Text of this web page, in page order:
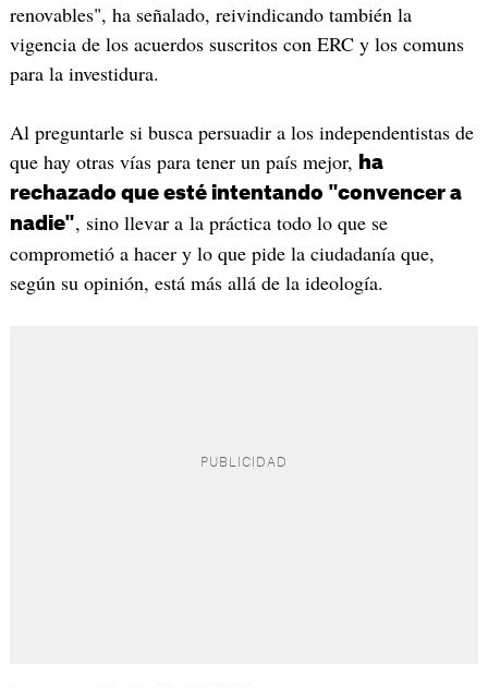
renovables", ha señalado, reivindicando también la
vigencia de los acuerdos suscritos con ERC y los comuns
para la investidura.
Al preguntarle si busca persuadir a los independentistas de
que hay otras vías para tener un país mejor,
ha
rechazado que esté intentando "convencer a
nadie", sino llevar a la práctica todo lo que se
comprometió a hacer y lo que pide la ciudadanía que,
según su opinión, está más allá de la ideología.